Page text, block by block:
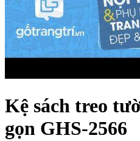
Kệ sách treo
gọn GHS-2566